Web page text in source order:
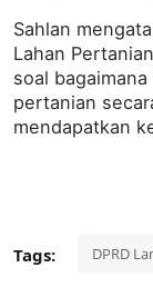
Sahlan
Lahan
soal
pertanian
mendapatkan
Tags: DPRD